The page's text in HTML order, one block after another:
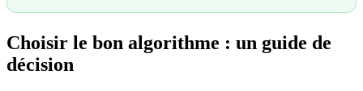
Choisir le bon algorithme : un guide de
décision